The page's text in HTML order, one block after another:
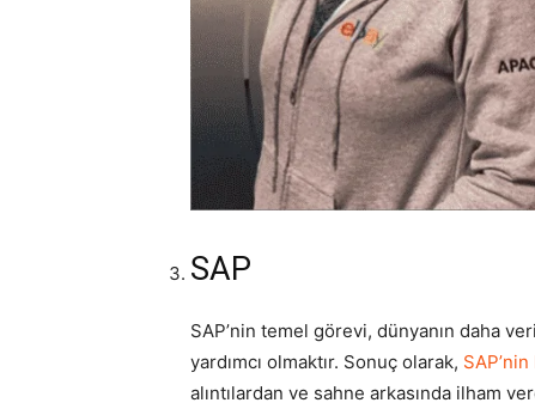
SAP
SAP’nin temel görevi, dünyanın daha
yardımcı olmaktır. Sonuç olarak,
alıntılardan ve sahne arkasında ilham